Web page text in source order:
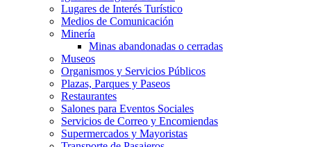
Lugares de Interés Turístico
Medios de Comunicación
Minería
Minas abandonadas o cerradas
Museos
Organismos y Servicios Públicos
Plazas, Parques y Paseos
Restaurantes
Salones para Eventos Sociales
Servicios de Correo y Encomiendas
Supermercados y Mayoristas